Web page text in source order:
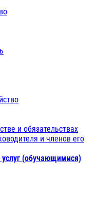
и обязательствах
и членов его
(обучающимися)